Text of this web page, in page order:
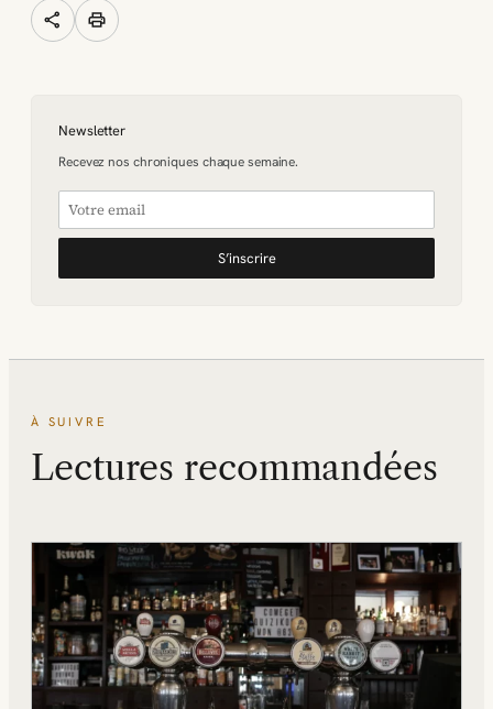
share print
Newsletter
Recevez nos chroniques chaque semaine.
S’inscrire
À SUIVRE
Lectures recommandées